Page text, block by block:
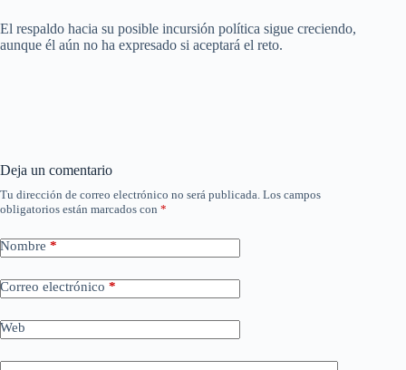
El respaldo hacia su posible incursión política sigue creciendo,
aunque él aún no ha expresado si aceptará el reto.
Deja un comentario
Tu dirección de correo electrónico no será publicada. Los campos
obligatorios están marcados con *
Nombre *
Correo electrónico *
Web